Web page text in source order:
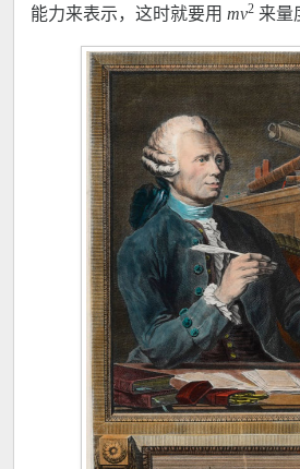
能力来表示，这时就要用 mv2 来量